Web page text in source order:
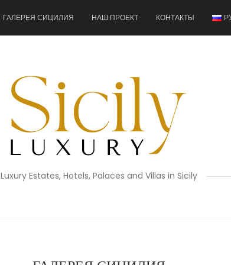
ГАЛЕРЕЯ СИЦИЛИЯ НАШ ПРОЕКТ КОНТАКТЫ
Luxury Estates, Hotels, Palaces and Villas in Sicily